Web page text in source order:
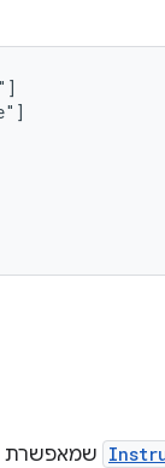
שמאפשרת